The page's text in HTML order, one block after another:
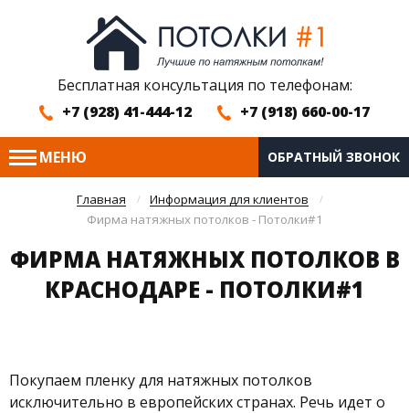
Бесплатная консультация по телефонам:
+7 (928) 41-444-12
+7 (918) 660-00-17
МЕНЮ ОБРАТНЫЙ ЗВОНОК
Главная
Информация для клиентов
Фирма натяжных потолков - Потолки#1
ФИРМА НАТЯЖНЫХ ПОТОЛКОВ В
КРАСНОДАРЕ - ПОТОЛКИ#1
Покупаем пленку для натяжных потолков
исключительно в европейских странах. Речь идет о